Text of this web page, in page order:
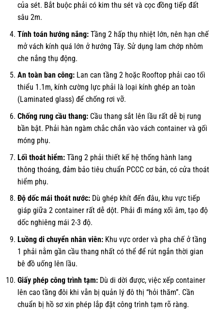
của sét. Bắt buộc phải có kim thu sét và cọc đồng tiếp đất
sâu 2m.
Tính toán hướng nắng:Tầng 2 hấp thụ nhiệt lớn, nên hạn chế
mở vách kính quá lớn ở hướng Tây. Sử dụng lam chớp nhôm
che nắng thụ động.
An toàn ban công:Lan can tầng 2 hoặc Rooftop phải cao tối
thiểu 1.1m, kính cường lực phải là loại kính ghép an toàn
(Laminated glass) để chống rơi vỡ.
Chống rung cầu thang:Cầu thang sắt lên lầu rất dễ bị rung
bần bật. Phải hàn ngàm chắc chắn vào vách container và gối
móng phụ.
Lối thoát hiểm:Tầng 2 phải thiết kế hệ thống hành lang
thông thoáng, đảm bảo tiêu chuẩn PCCC cơ bản, có cửa thoát
hiểm phụ.
Độ dốc mái thoát nước:Dù ghép khít đến đâu, khu vực tiếp
giáp giữa 2 container rất dễ dột. Phải đi máng xối âm, tạo độ
dốc nghiêng mái 2-3 độ.
Luồng di chuyển nhân viên:Khu vực order và pha chế ở tầng
1 phải nằm gần cầu thang nhất có thể để rút ngắn thời gian
bê đồ uống lên lầu.
Giấy phép công trình tạm:Dù di dời được, việc xếp container
lên cao tầng đôi khi vẫn bị quản lý đô thị “hỏi thăm”. Cần
chuẩn bị hồ sơ xin phép lắp đặt công trình tạm rõ ràng.